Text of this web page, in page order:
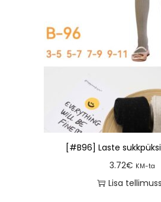
[#B96] Laste
3.72€ KM-ta
Lisa